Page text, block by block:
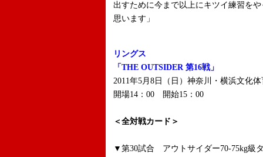
出すために今まで以上にキツイ練習を
思います」
リングス
「THE OUTSIDER 第16戦」
2011年5月8日（日）神奈川・横浜文化
開場14：00 開始15：00
＜全対戦カード＞
▼第30試合 アウトサイダー70-75kg級